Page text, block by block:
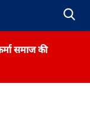
समाज की